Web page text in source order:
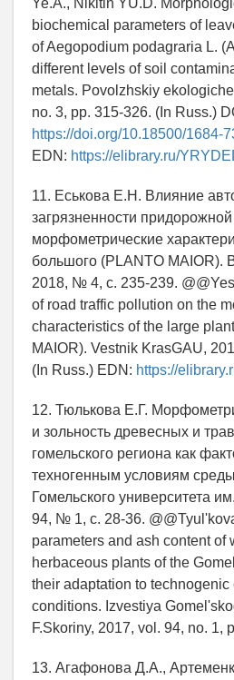
Ye.A., Nikitin YU.D.
biochemical parameters of
of Aegopodium podagraria L.
different levels of soil
metals. Povolzhskiy
no. 3, pp. 315-326. (In Russ.)
https://doi.org/10.18500/1684-
EDN: https://elibrary.ru/
11. Еськова Е.Н. Влияние
загрязненности
морфометрические
большого (PLANTO MAIOR).
2018, № 4, с. 235-239.
of road traffic pollution on the
characteristics of the large
MAIOR). Vestnik KrasGAU,
(In Russ.) EDN: https://
12. Тюлькова Е.Г.
и зольность древесных и
гомельского региона как
техногенным условиям
Гомельского университета
94, № 1, с. 28-36.
parameters and ash content of
herbaceous plants of the
their adaptation to technogenic
conditions. Izvestiya
F.Skoriny, 2017, vol. 94, no. 1,
13. Агафонова Д.А.,